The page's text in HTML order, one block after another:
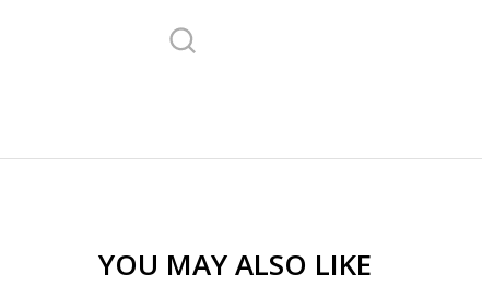
YOU MAY ALSO LIKE